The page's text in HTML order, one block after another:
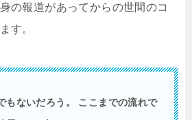
の報道があってからの世間のコ
す。
もないだろう。 ここまでの流れで